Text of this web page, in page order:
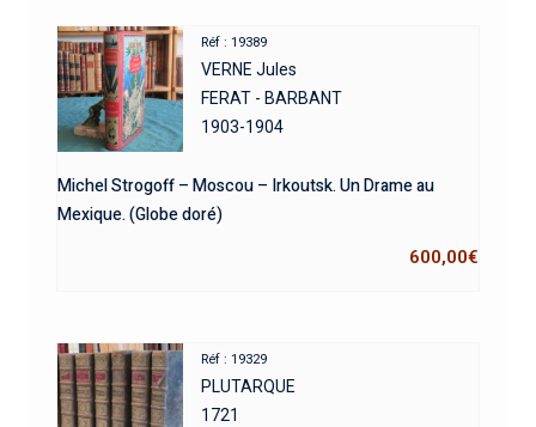
Réf : 19389
VERNE Jules
FERAT - BARBANT
1903-1904
Michel Strogoff – Moscou – Irkoutsk. Un Drame au
Mexique. (Globe doré)
600,00€
Réf : 19329
PLUTARQUE
1721